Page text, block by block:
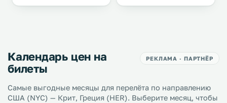
Календарь цен на
билеты
РЕКЛАМА · ПАРТНЁР
Самые выгодные месяцы для перелёта по направлению
США (NYC) — Крит, Греция (HER). Выберите месяц, чтобы